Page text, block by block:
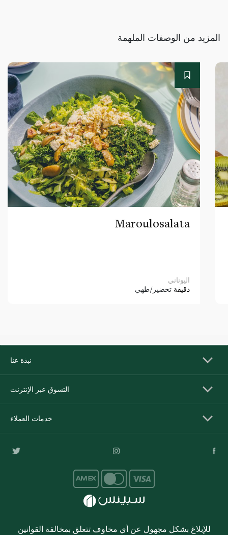
المزيد من الوصفات الملهمة
Maroulosalata
اليوناني
دقيقة تحضير/طهي
نبذة عنا
التسوق عبر الإنترنت
خدمات العملاء
للإبلاغ بشكل مجهول عن أي مخاوف تتعلق بمخالفة القوانين